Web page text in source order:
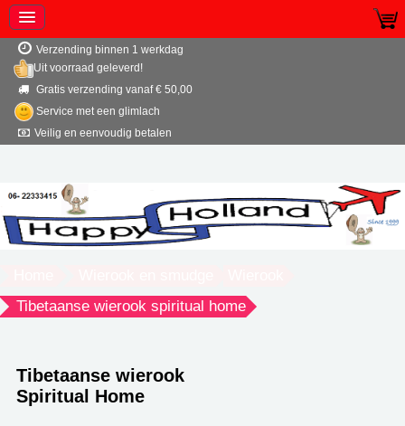
Verzending binnen 1 werkdag
Uit voorraad geleverd!
Gratis verzending vanaf € 50,00
Service met een glimlach
Veilig en eenvoudig betalen
Tibetaanse wierook spiritual home
Tibetaanse wierook
Spiritual Home